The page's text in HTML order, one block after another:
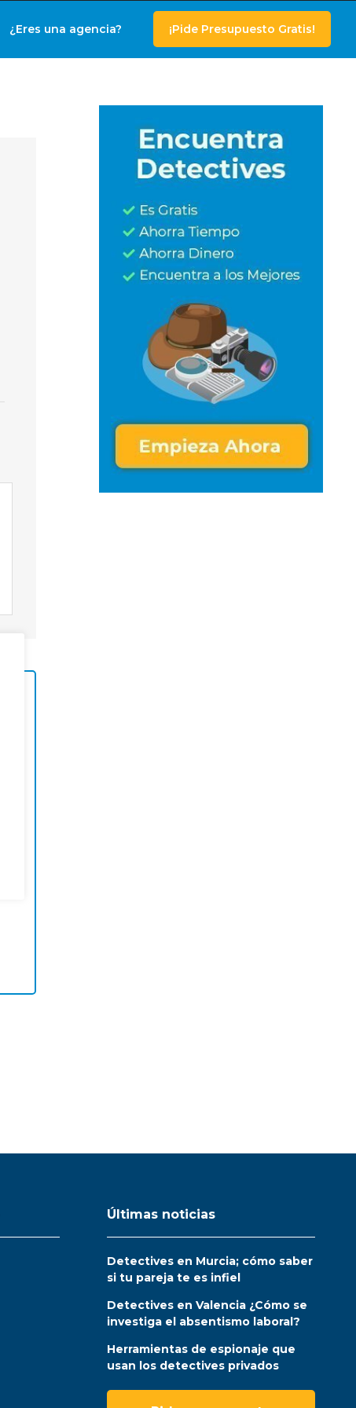
¿Eres una agencia? ¡Pide Presupuesto Gratis!
Últimas noticias
Detectives en Murcia; cómo saber
si tu pareja te es infiel
Detectives en Valencia ¿Cómo se
investiga el absentismo laboral?
Herramientas de espionaje que
usan los detectives privados